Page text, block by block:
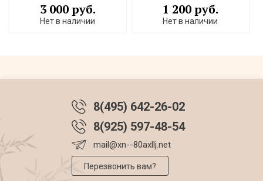
3 000 руб.
Нет в наличии
1 200 руб.
Нет в наличии
8(495) 642-26-02
8(925) 597-48-54
mail@xn--80axllj.net
Перезвонить вам?